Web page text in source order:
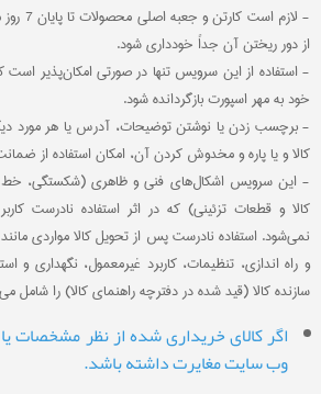
- لازم
از دور ریختن آن جداً خودداری شود.
- استفاده از این سرویس تنها در صورتی امکان‌پذیر است
خود به مهر اسپورت بازگردانده شود.
- برچسب زدن یا نوشتن توضیحات، آدرس یا هر مورد
کالا و یا پاره و مخدوش کردن آن، امکان استفاده از
- این سرویس اشکال‏‏‌های فنی و ظاهری (شکستگی،
کالا و قطعات تزئینی) که در اثر استفاده نادرست
نمی‏‏‌شود. استفاده نادرست پس از تحویل کالا مواردی
و راه اندازی، تنظیمات، کاربرد غیرمعمول، نگهداری و
سازنده کالا (قید شده در دفترچه راهنمای کالا) را شامل
اگر کالای خریداری شده از نظر مشخصات
وب سایت مغایرت داشته باشد.